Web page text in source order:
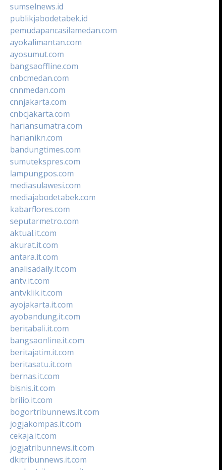
sumselnews.id
publikjabodetabek.id
pemudapancasilamedan.com
ayokalimantan.com
ayosumut.com
bangsaoffline.com
cnbcmedan.com
cnnmedan.com
cnnjakarta.com
cnbcjakarta.com
hariansumatra.com
harianikn.com
bandungtimes.com
sumutekspres.com
lampungpos.com
mediasulawesi.com
mediajabodetabek.com
kabarflores.com
seputarmetro.com
aktual.it.com
akurat.it.com
antara.it.com
analisadaily.it.com
antv.it.com
antvklik.it.com
ayojakarta.it.com
ayobandung.it.com
beritabali.it.com
bangsaonline.it.com
beritajatim.it.com
beritasatu.it.com
bernas.it.com
bisnis.it.com
brilio.it.com
bogortribunnews.it.com
jogjakompas.it.com
cekaja.it.com
jogjatribunnews.it.com
dkitribunnews.it.com